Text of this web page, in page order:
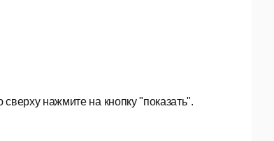
нажмите на кнопку "показать".